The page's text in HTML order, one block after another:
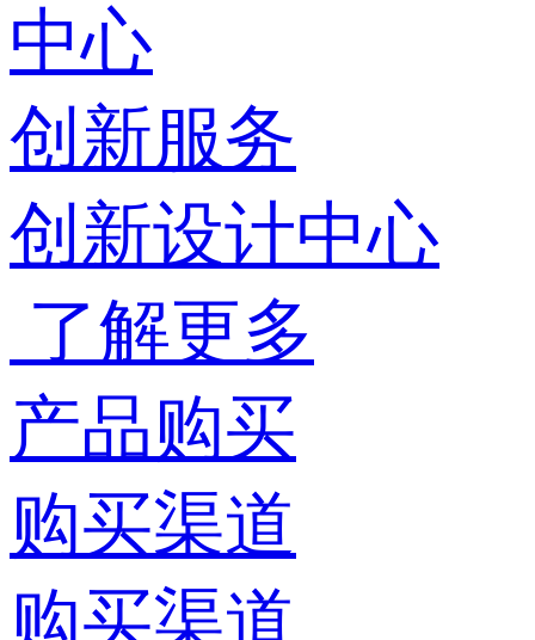
中心
创新服务
创新设计中心
了解更多
产品购买
购买渠道
购买渠道